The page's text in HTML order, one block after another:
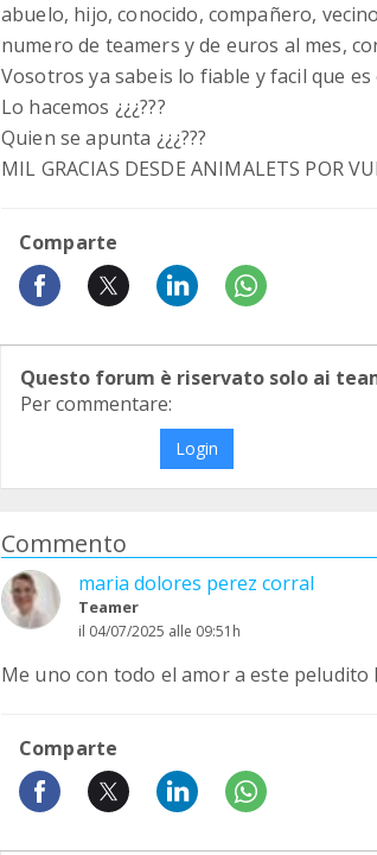
abuelo, hijo, conocido, compañero,
numero de teamers y de euros al mes,
Vosotros ya sabeis lo fiable y facil que
Lo hacemos ¿¿¿???
Quien se apunta ¿¿¿???
MIL GRACIAS DESDE ANIMALETS POR
Comparte
Questo forum è riservato solo ai
Per commentare:
Login
Commento
maria dolores perez corral
Teamer
il 04/07/2025 alle 09:51h
Me uno con todo el amor a este peludito
Comparte